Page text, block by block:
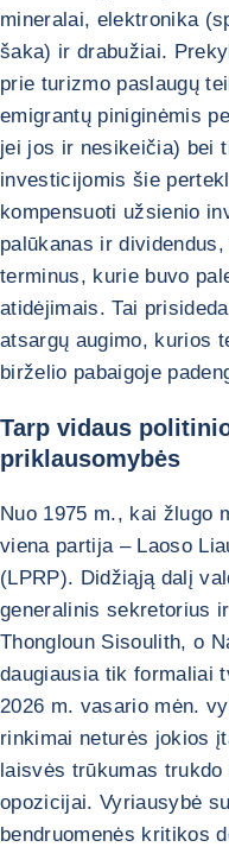
mineralai, elektronika
šaka) ir drabužiai.
prie turizmo paslaugų
emigrantų piniginėmis
jei jos ir nesikeičia) bei
investicijomis šie
kompensuoti užsienio
palūkanas ir
terminus, kurie buvo
atidėjimais. Tai
atsargų augimo, kurios
birželio pabaigoje
Tarp vidaus
priklausomybės
Nuo 1975 m., kai žlugo
viena partija – Laoso
(LPRP). Didžiąją dalį
generalinis sekretorius
Thongloun Sisoulith, o
daugiausia tik formaliai
2026 m. vasario mėn.
rinkimai neturės jokios
laisvės trūkumas
opozicijai. Vyriausybė
bendruomenės kritikos